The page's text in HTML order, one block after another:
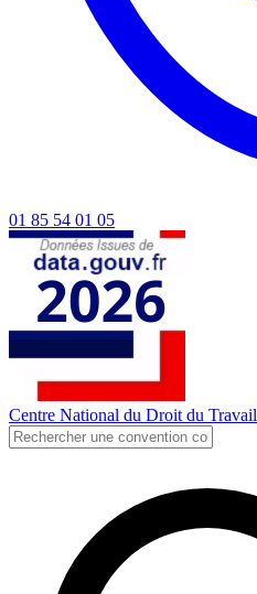
01 85 54 01 05
Centre National du Droit du Travail